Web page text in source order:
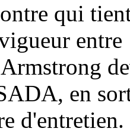
qui
en
d'entretien.